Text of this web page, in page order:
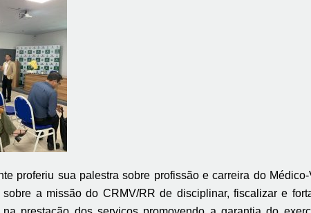
proferiu sua palestra sobre profissão e carreira do
a missão do CRMV/RR de disciplinar, fiscalizar e